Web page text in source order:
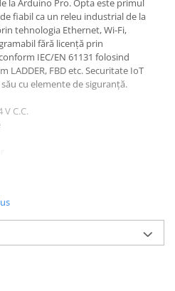
la Arduino Pro. Opta este primul
fiabil ca un releu industrial de la
tehnologia Ethernet, Wi-Fi,
fără licență prin
IEC/EN 61131 folosind
LADDER, FBD etc. Securitate IoT
cu elemente de siguranță.
C.C.
Dual-Core CORTEX®-